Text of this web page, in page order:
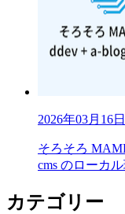
2026年03月16日
そろそろ
cms のローカ
カテゴリー